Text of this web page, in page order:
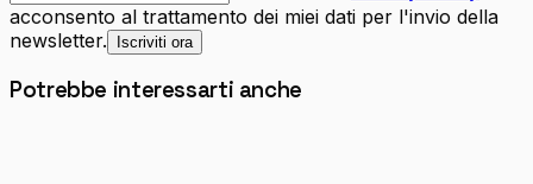
acconsento al trattamento dei miei dati per l'invio della
newsletter.
Iscriviti ora
Potrebbe interessarti anche